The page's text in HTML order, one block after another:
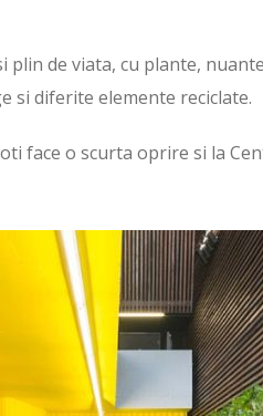
de viata, cu plante,
si diferite elemente reciclate.
face o scurta oprire si la